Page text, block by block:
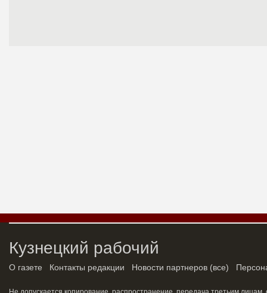
Кузнецкий рабочий
О газете Контакты редакции Новости партнеров (все)